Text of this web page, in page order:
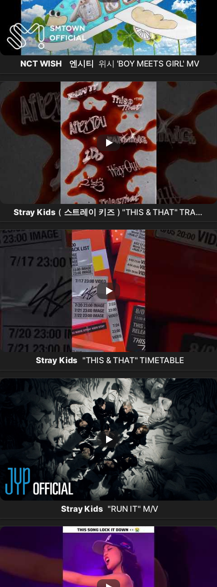
NCT WISH 엔시티 위시 'BOY MEETS GIRL' MV
Stray Kids ( 스트레이 키즈 ) "THIS & THAT" TRACK
LIST
Stray Kids "THIS & THAT" TIMETABLE
Stray Kids "RUN IT" M/V